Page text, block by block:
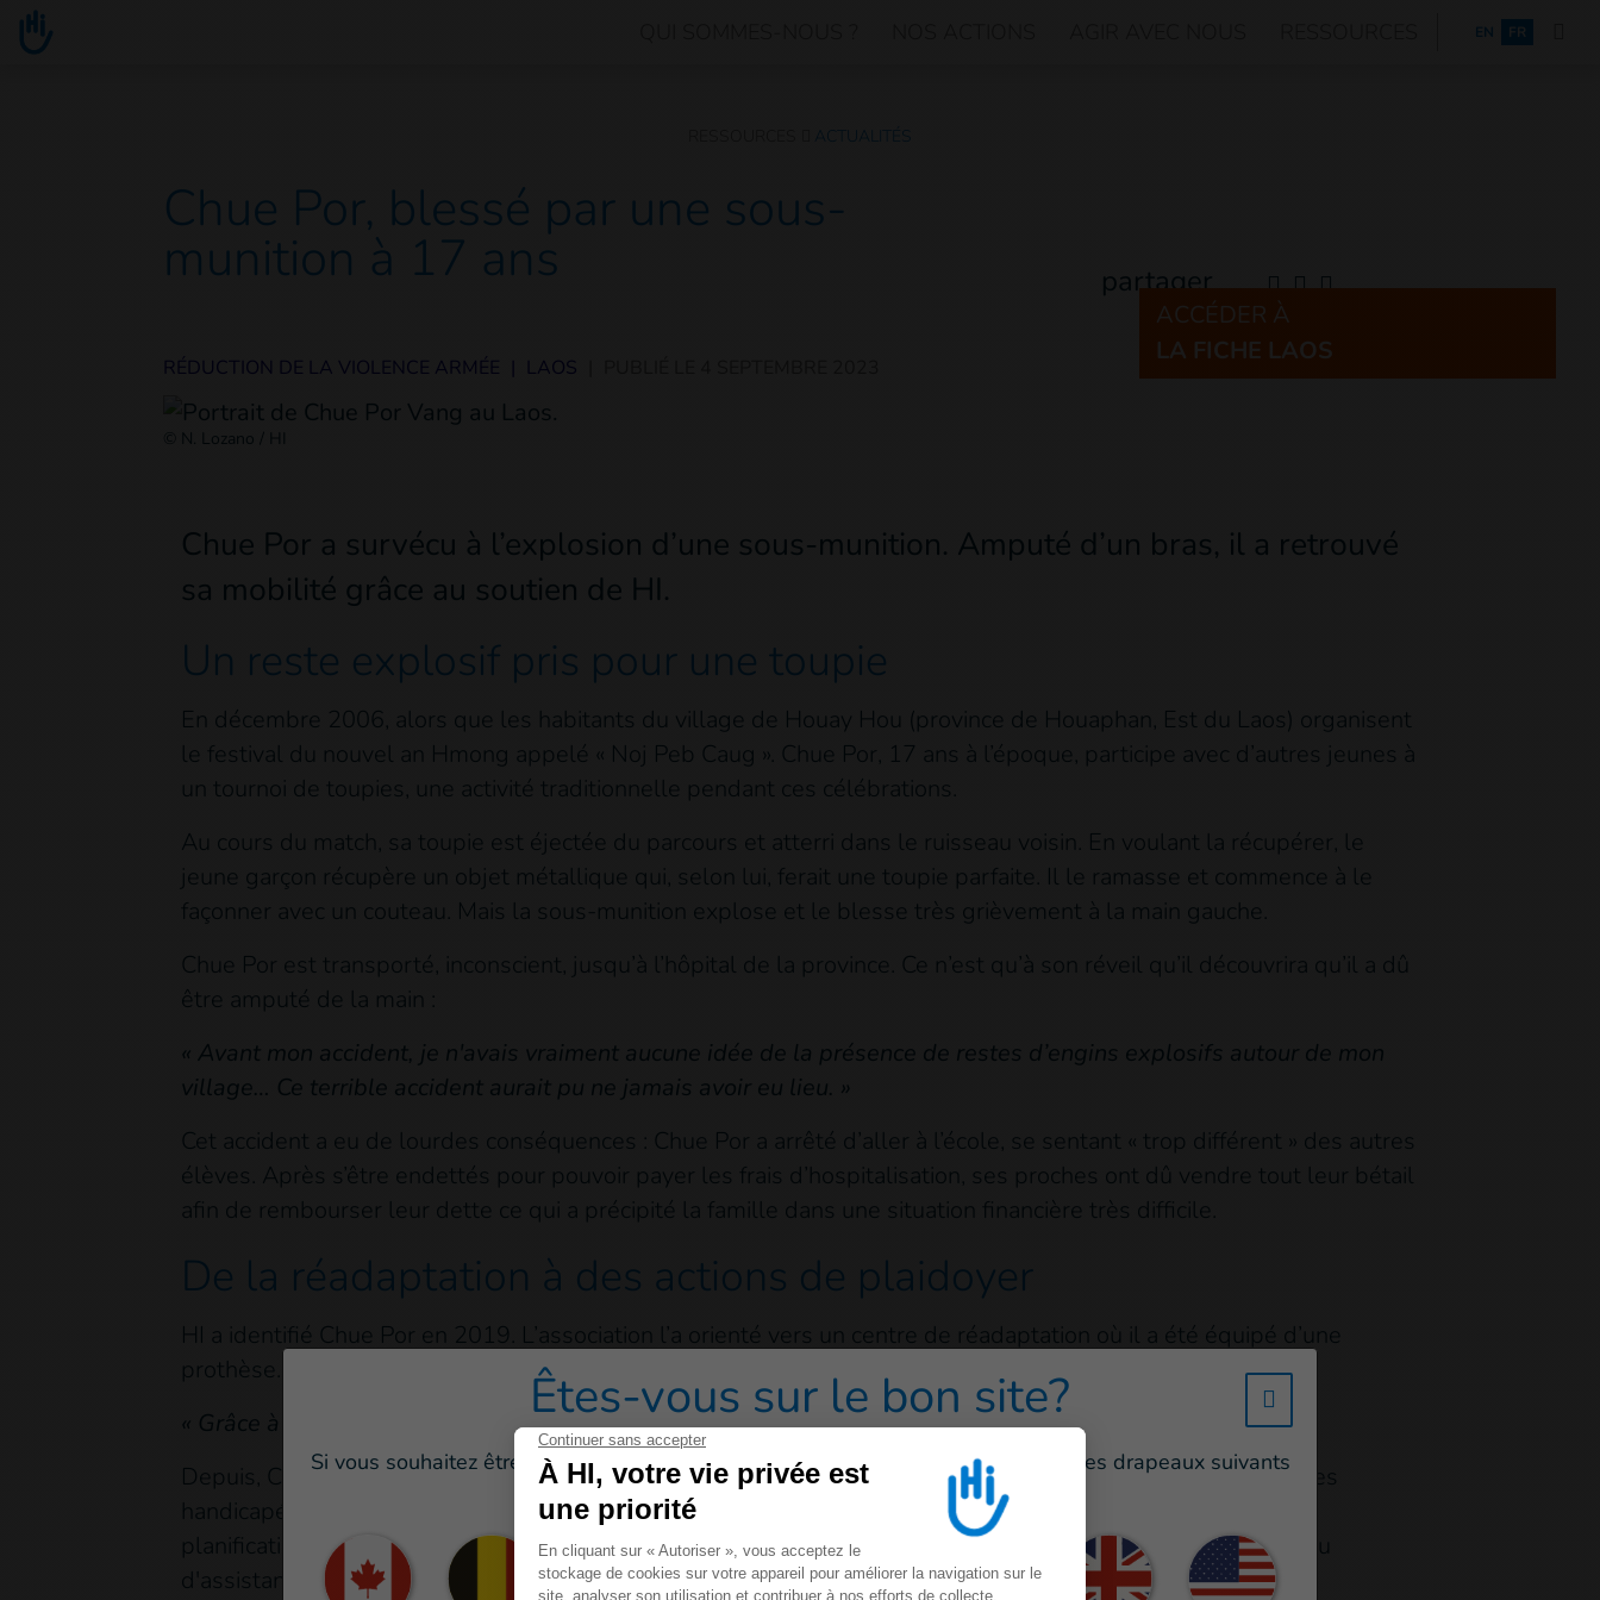
Go to main content ENGLISH
EN FR
ACTUALITÉS
Chue Por, blessé par une sous-
munition à 17 ans partager
RÉDUCTION DE LA VIOLENCE ARMÉE LAOS
© N. Lozano / HI
ACCÉDER À
LA FICHE LAOS
Chue Por a survécu à l’explosion d’une sous-munition. Amputé d’un bras, il a retrouvé
sa mobilité grâce au soutien de HI.
Un reste explosif pris pour une toupie
En décembre 2006, alors que les habitants du village de Houay Hou (province de Houaphan, Est du Laos) organisent
le festival du nouvel an Hmong appelé « Noj Peb Caug ». Chue Por, 17 ans à l’époque, participe avec d’autres jeunes à
un tournoi de toupies, une activité traditionnelle pendant ces célébrations.
Au cours du match, sa toupie est éjectée du parcours et atterri dans le ruisseau voisin. En voulant la récupérer, le
jeune garçon récupère un objet métallique qui, selon lui, ferait une toupie parfaite. Il le ramasse et commence à le
façonner avec un couteau. Mais la sous-munition explose et le blesse très grièvement à la main gauche.
Chue Por est transporté, inconscient, jusqu’à l’hôpital de la province. Ce n’est qu’à son réveil qu’il découvrira qu’il a dû
être amputé de la main :
« Avant mon accident, je n'avais vraiment aucune idée de la présence de restes d’engins explosifs autour de mon
village… Ce terrible accident aurait pu ne jamais avoir eu lieu. »
Cet accident a eu de lourdes conséquences : Chue Por a arrêté d’aller à l’école, se sentant « trop différent » des autres
élèves. Après s’être endettés pour pouvoir payer les frais d’hospitalisation, ses proches ont dû vendre tout leur bétail
afin de rembourser leur dette ce qui a précipité la famille dans une situation financière très difficile.
De la réadaptation à des actions de plaidoyer
HI a identifié Chue Por en 2019. L’association l’a orienté vers un centre de réadaptation où il a été équipé d’une
prothèse.
« Grâce à HI, j’ai de l’aide sur le plan physique et psychologique. »
Depuis, Chue Por a participé à diverses formations proposées par HI, notamment sur les droits des personnes
handicapées. HI l'a également aidé à assister à des événements importants tels qu'un atelier national sur la
planification stratégique du secteur de l'aide aux victimes et un atelier régional sur la mise en place du réseau
d'assistance aux victimes.
Êtes-vous sur le bon site?
Si vous souhaitez être redirigé vers un de nos sites grand public cliquez sur un des drapeaux suivants